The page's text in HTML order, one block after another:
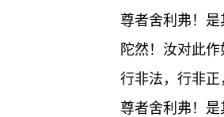
尊者舍利弗！是
陀然！汝对此
行非法，行非正
尊者舍利弗！是